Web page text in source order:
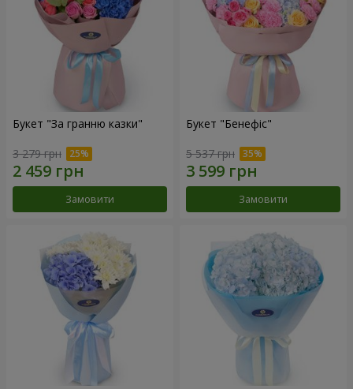
Букет "За гранню казки"
3 279 грн
Замовити
Букет "Бенефіс"
5 537 грн
Замовити